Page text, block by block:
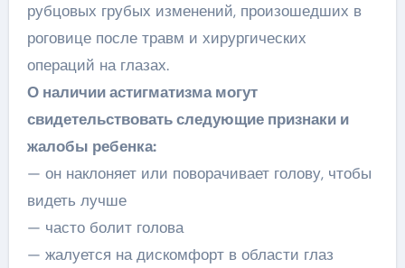
рубцовых грубых изменений, произошедших в
роговице после травм и хирургических
операций на глазах.
О наличии астигматизма могут
свидетельствовать следующие признаки и
жалобы ребенка:
— он наклоняет или поворачивает голову, чтобы
видеть лучше
— часто болит голова
— жалуется на дискомфорт в области глаз